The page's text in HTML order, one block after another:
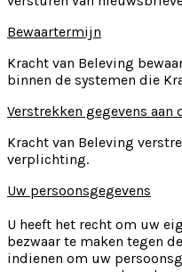
Bewaartermijn
Kracht van Beleving
binnen de systemen die
Verstrekken gegevens aan
Kracht van Beleving
verplichting.
Uw persoonsgegevens
U heeft het recht om uw
bezwaar te maken tegen
indienen om uw